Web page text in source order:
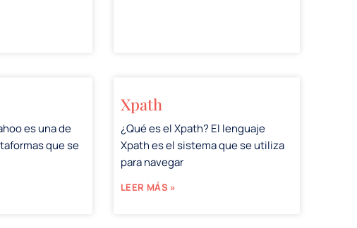
es una de
que se
Xpath
¿Qué es el Xpath? El lenguaje
Xpath es el sistema que se utiliza
para navegar
LEER MÁS »